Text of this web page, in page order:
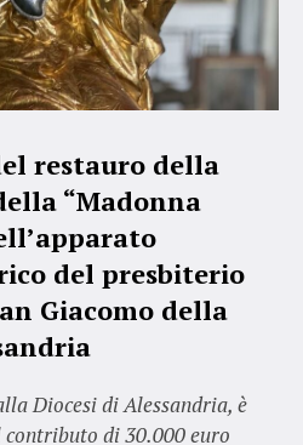
restauro della
“Madonna
del presbiterio
Giacomo della
Diocesi di Alessandria, è
di 30.000 euro